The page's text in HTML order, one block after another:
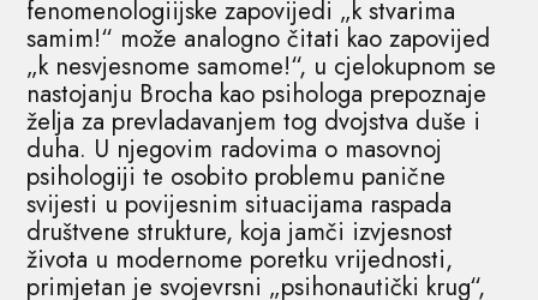
fenomenologiijske zapovijedi „k stvarima
samim!“ može analogno čitati kao zapovijed
„k nesvjesnome samome!“, u cjelokupnom se
nastojanju Brocha kao psihologa prepoznaje
želja za prevladavanjem tog dvojstva duše i
duha. U njegovim radovima o masovnoj
psihologiji te osobito problemu panične
svijesti u povijesnim situacijama raspada
društvene strukture, koja jamči izvjesnost
života u modernome poretku vrijednosti,
primjetan je svojevrsni „psihonautički krug“,